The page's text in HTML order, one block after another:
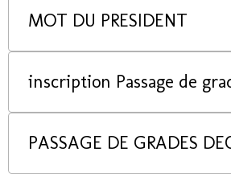
MOT DU PRESIDENT
PASSAGE DE GRADES